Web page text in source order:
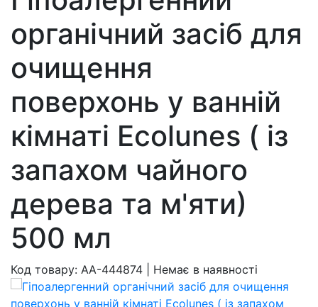
органічний засіб для
очищення
поверхонь у ванній
кімнаті Ecolunes ( із
запахом чайного
дерева та м'яти)
500 мл
Код товару: AA-444874 Немає в наявності